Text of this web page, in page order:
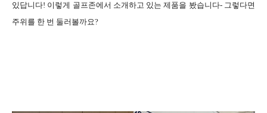
있답니다! 이렇게 골프존에서 소개하고 있는 제품을 봤습니다- 그렇다면
주위를 한 번 둘러볼까요?